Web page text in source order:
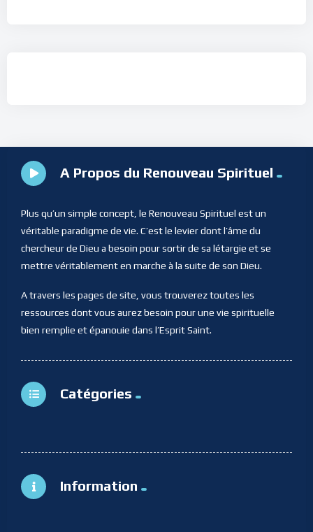
A Propos du Renouveau Spirituel
Plus qu’un simple concept, le Renouveau Spirituel est un
véritable paradigme de vie. C’est le levier dont l’âme du
chercheur de Dieu a besoin pour sortir de sa létargie et se
mettre véritablement en marche à la suite de son Dieu.
A travers les pages de site, vous trouverez toutes les
ressources dont vous aurez besoin pour une vie spirituelle
bien remplie et épanouie dans l’Esprit Saint.
Catégories
Information